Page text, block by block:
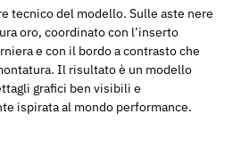
tecnico del modello. Sulle aste nere
oro, coordinato con l’inserto
e con il bordo a contrasto che
Il risultato è un modello
grafici ben visibili e
ispirata al mondo performance.